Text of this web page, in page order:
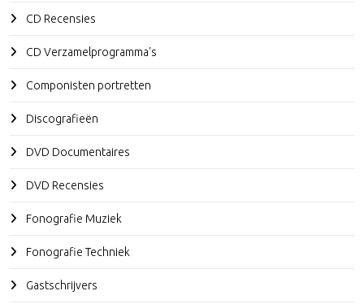
CD Recensies
CD Verzamelprogramma's
Componisten portretten
Discografieën
DVD Documentaires
DVD Recensies
Fonografie Muziek
Fonografie Techniek
Gastschrijvers